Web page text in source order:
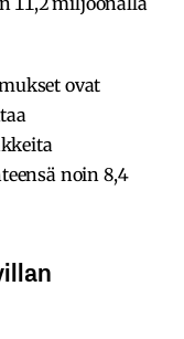
ovat
noin 8,4